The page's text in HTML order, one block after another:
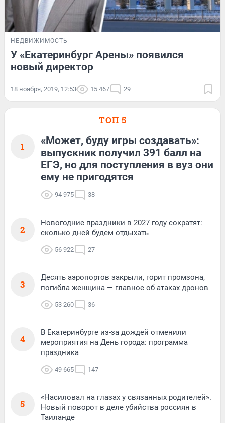
НЕДВИЖИМОСТЬ
У «Екатеринбург Арены» появился
новый директор
18 ноября, 2019, 12:53 15 467 29
ТОП 5
1
«Может, буду игры создавать»:
выпускник получил 391 балл на
ЕГЭ, но для поступления в вуз они
ему не пригодятся
94 975 38
2
Новогодние праздники в 2027 году сократят:
сколько дней будем отдыхать
56 922 27
3
Десять аэропортов закрыли, горит промзона,
погибла женщина — главное об атаках дронов
53 260 36
4
В Екатеринбурге из-за дождей отменили
мероприятия на День города: программа
праздника
49 665 147
5
«Насиловал на глазах у связанных родителей».
Новый поворот в деле убийства россиян в
Таиланде